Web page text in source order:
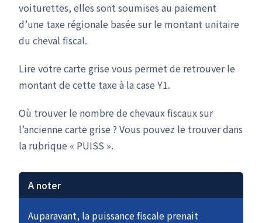
voiturettes, elles sont soumises au paiement
d’une taxe régionale basée sur le montant unitaire
du cheval fiscal.
Lire votre carte grise vous permet de retrouver le
montant de cette taxe à la case Y1.
Où trouver le nombre de chevaux fiscaux sur
l’ancienne carte grise ? Vous pouvez le trouver dans
la rubrique « PUISS ».
A noter
Auparavant, la puissance fiscale prenait